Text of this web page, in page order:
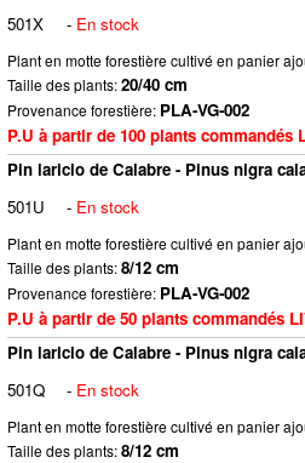
501X
- En stock
Plant en motte forestière cultivé en panier
Taille des plants:20/40 cm
Provenance forestière: PLA-VG-002
P.U à partir de 100 plants commandés
Pin laricio de Calabre - Pinus nigra
501U
- En stock
Plant en motte forestière cultivé en panier
Taille des plants:8/12 cm
Provenance forestière: PLA-VG-002
P.U à partir de 50 plants commandés
Pin laricio de Calabre - Pinus nigra
501Q
- En stock
Plant en motte forestière cultivé en panier
Taille des plants:8/12 cm